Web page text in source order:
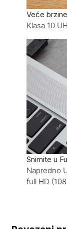
Veće brzine
Klasa 10
Snimite u
Napredno
full HD